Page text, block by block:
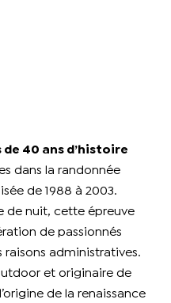
40 ans d’histoire
dans la randonnée
de 1988 à 2003.
de nuit, cette épreuve
de passionnés
raisons administratives.
et originaire de
de la renaissance